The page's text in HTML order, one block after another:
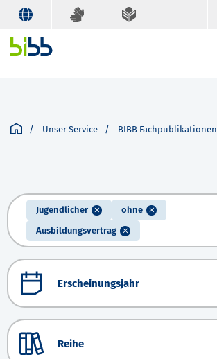
Unser Service BIBB Fachpublikationen
Jugendlicher
ohne
Ausbildungsvertrag
Erscheinungsjahr
Reihe